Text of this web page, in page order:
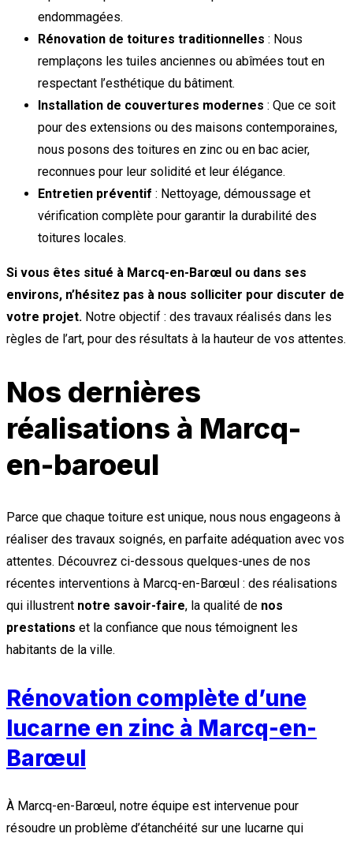
endommagées.
Rénovation de toitures traditionnelles : Nous
remplaçons les tuiles anciennes ou abîmées tout en
respectant l’esthétique du bâtiment.
Installation de couvertures modernes : Que ce soit
pour des extensions ou des maisons contemporaines,
nous posons des toitures en zinc ou en bac acier,
reconnues pour leur solidité et leur élégance.
Entretien préventif : Nettoyage, démoussage et
vérification complète pour garantir la durabilité des
toitures locales.
Si vous êtes situé à Marcq-en-Barœul ou dans ses
environs, n’hésitez pas à nous solliciter pour discuter de
votre projet. Notre objectif : des travaux réalisés dans les
règles de l’art, pour des résultats à la hauteur de vos attentes.
Nos dernières
réalisations à Marcq-
en-baroeul
Parce que chaque toiture est unique, nous nous engageons à
réaliser des travaux soignés, en parfaite adéquation avec vos
attentes. Découvrez ci-dessous quelques-unes de nos
récentes interventions à Marcq-en-Barœul : des réalisations
qui illustrent notre savoir-faire, la qualité de nos
prestations et la confiance que nous témoignent les
habitants de la ville.
Rénovation complète d’une
lucarne en zinc à Marcq-en-
Barœul
À Marcq-en-Barœul, notre équipe est intervenue pour
résoudre un problème d’étanchéité sur une lucarne qui